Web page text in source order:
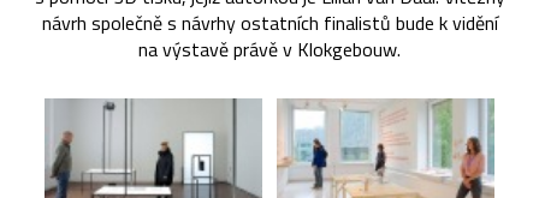
návrh společně s návrhy ostatních finalistů bude k vidění
na výstavě právě v Klokgebouw.